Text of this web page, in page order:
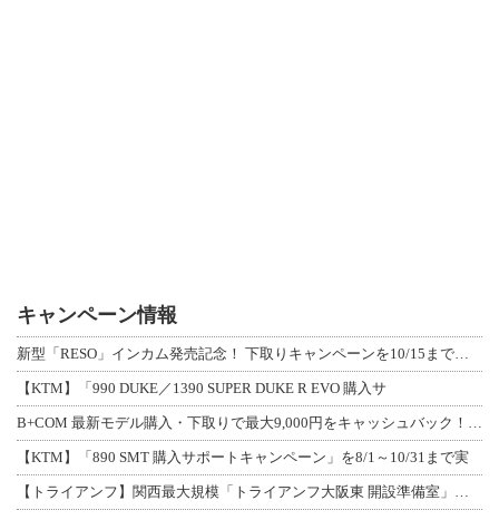
キャンペーン情報
新型「RESO」インカム発売記念！ 下取りキャンペーンを10/15まで延長して開
【KTM】「990 DUKE／1390 SUPER DUKE R EVO 購入サ
B+COM 最新モデル購入・下取りで最大9,000円をキャッシュバック！「B+F
【KTM】「890 SMT 購入サポートキャンペーン」を8/1～10/31まで実
【トライアンフ】関西最大規模「トライアンフ大阪東 開設準備室」がオープン！ 限定